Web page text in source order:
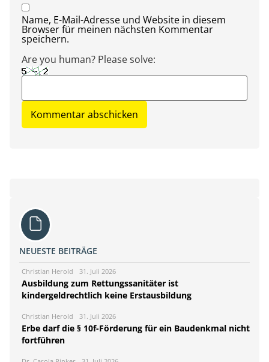
Name, E-Mail-Adresse und Website in diesem
Browser für meinen nächsten Kommentar
speichern.
Are you human? Please solve:
NEUESTE BEITRÄGE
Christian Herold 31. Juli 2026
Ausbildung zum Rettungssanitäter ist
kindergeldrechtlich keine Erstausbildung
Christian Herold 31. Juli 2026
Erbe darf die § 10f-Förderung für ein Baudenkmal nicht
fortführen